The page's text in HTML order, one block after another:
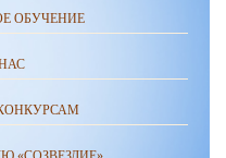
ОБУЧЕНИЕ